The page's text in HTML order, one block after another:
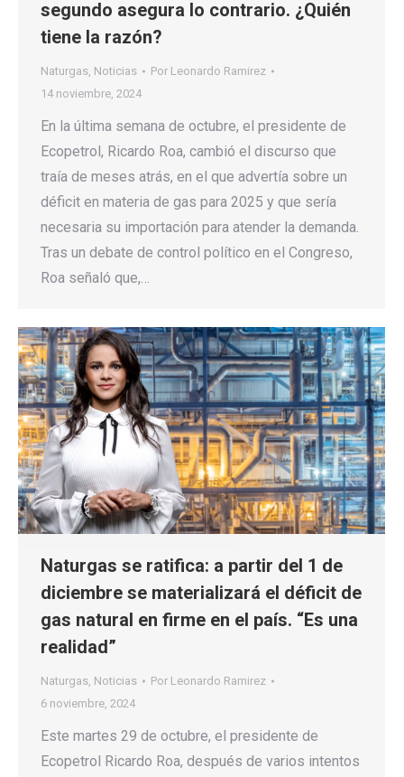
segundo asegura lo contrario. ¿Quién
tiene la razón?
Naturgas, Noticias Por Leonardo Ramirez
14 noviembre, 2024
En la última semana de octubre, el presidente de
Ecopetrol, Ricardo Roa, cambió el discurso que
traía de meses atrás, en el que advertía sobre un
déficit en materia de gas para 2025 y que sería
necesaria su importación para atender la demanda.
Tras un debate de control político en el Congreso,
Roa señaló que,…
Naturgas se ratifica: a partir del 1 de
diciembre se materializará el déficit de
gas natural en firme en el país. “Es una
realidad”
Naturgas, Noticias Por Leonardo Ramirez
6 noviembre, 2024
Este martes 29 de octubre, el presidente de
Ecopetrol Ricardo Roa, después de varios intentos